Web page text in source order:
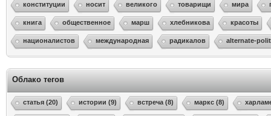
конституции носит великого товарищи мира
книга общественное марш хлебникова красоты
националистов международная радикалов alternate-
Облако тегов
статья (20) истории (9) встреча (8) маркс (8)